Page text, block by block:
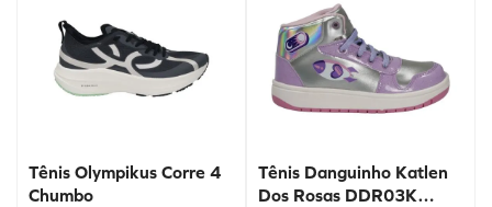
Tênis Olympikus Corre 4
Chumbo
Tênis Danguinho Katlen
Dos Rosas DDR03K